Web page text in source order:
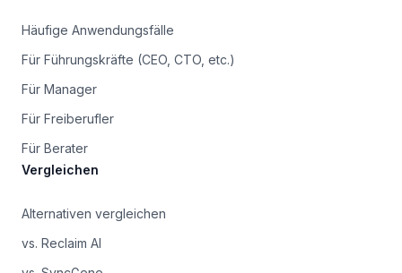
Häufige Anwendungsfälle
Für Führungskräfte (CEO, CTO, etc.)
Für Manager
Für Freiberufler
Für Berater
Vergleichen
Alternativen vergleichen
vs. Reclaim AI